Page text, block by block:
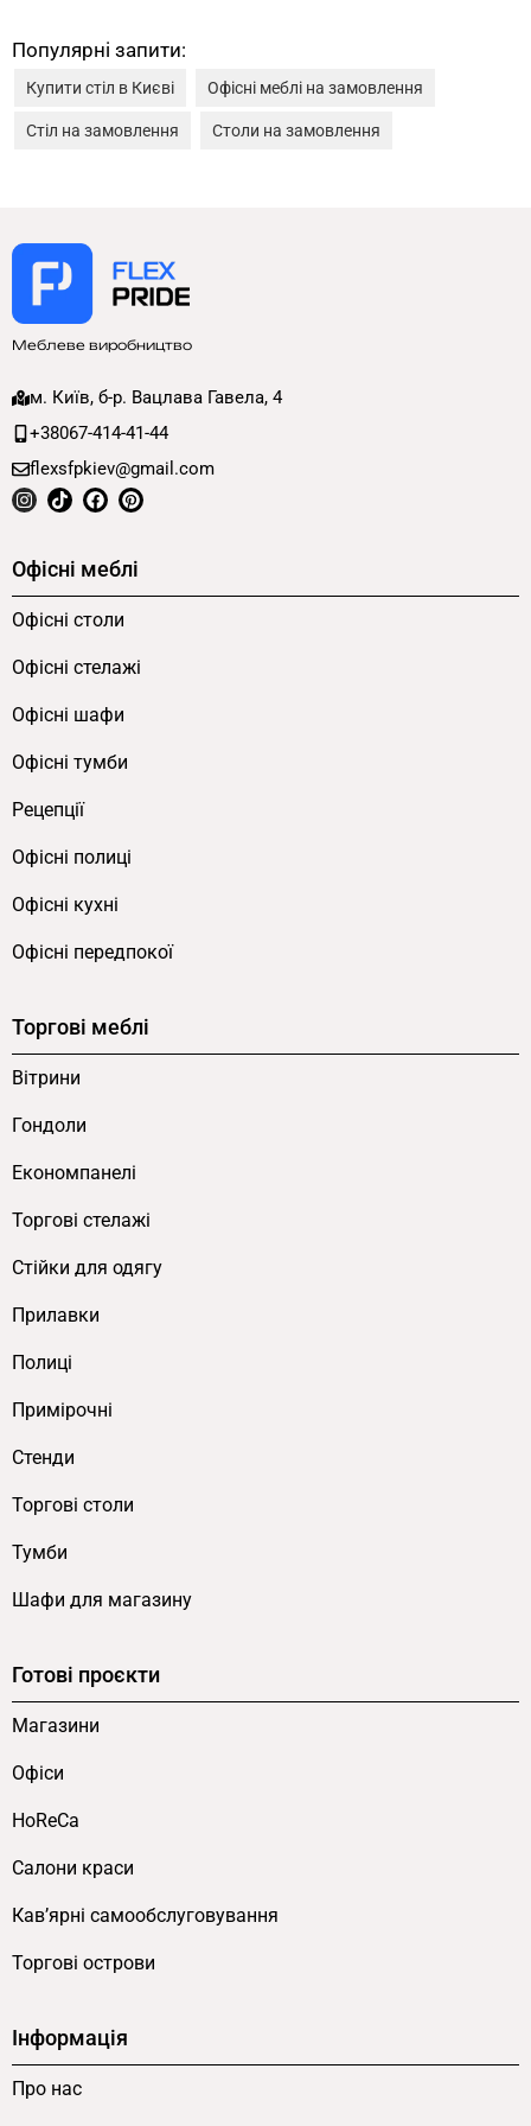
Популярні запити:
Купити стіл в Києві Офісні меблі на замовлення
Стіл на замовлення Столи на замовлення
Меблеве виробництво
м. Київ, б-р. Вацлава Гавела, 4
+38067-414-41-44
flexsfpkiev@gmail.com
Офісні меблі
Офісні столи
Офісні стелажі
Офісні шафи
Офісні тумби
Рецепції
Офісні полиці
Офісні кухні
Офісні передпокої
Торгові меблі
Вітрини
Гондоли
Економпанелі
Торгові стелажі
Cтійки для одягу
Прилавки
Полиці
Примірочні
Стенди
Торгові столи
Тумби
Шафи для магазину
Готові проєкти
Магазини
Офіси
HoReCa
Салони краси
Кав’ярні самообслуговування
Торгові острови
Інформація
Про нас